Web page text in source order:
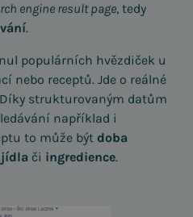
engine result page, tedy
.
populárních hvězdiček u
nebo receptů. Jde o reálné
strukturovaným datům
například i
to může být doba
jídla či ingredience.